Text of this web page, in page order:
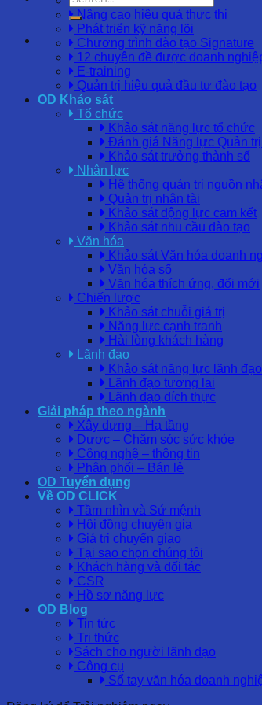
Nâng cao hiệu quả thực thi
Phát triển kỹ năng lõi
Chương trình đào tạo Signature
12 chuyên đề được doanh
E-training
Quản trị hiệu quả đầu tư đào tạo
OD Khảo sát
Tổ chức
Khảo sát năng lực tổ chức
Đánh giá Năng lực Quản
Khảo sát trưởng thành số
Nhân lực
Hệ thống quản trị nguồn
Quản trị nhân tài
Khảo sát động lực cam kết
Khảo sát nhu cầu đào tạo
Văn hóa
Khảo sát Văn hóa doanh
Văn hóa số
Văn hóa thích ứng, đổi mới
Chiến lược
Khảo sát chuỗi giá trị
Năng lực cạnh tranh
Hài lòng khách hàng
Lãnh đạo
Khảo sát năng lực lãnh đạo
Lãnh đạo tương lai
Lãnh đạo đích thực
Giải pháp theo ngành
Xây dựng – Hạ tầng
Dược – Chăm sóc sức khỏe
Công nghệ – thông tin
Phân phối – Bán lẻ
OD Tuyển dụng
Về OD CLICK
Tầm nhìn và Sứ mệnh
Hội đồng chuyên gia
Giá trị chuyển giao
Tại sao chọn chúng tôi
Khách hàng và đối tác
CSR
Hồ sơ năng lực
OD Blog
Tin tức
Tri thức
Sách cho người lãnh đạo
Công cụ
Sổ tay văn hóa doanh